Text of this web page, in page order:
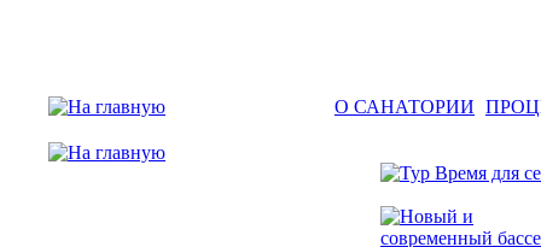
О САНАТОРИИ